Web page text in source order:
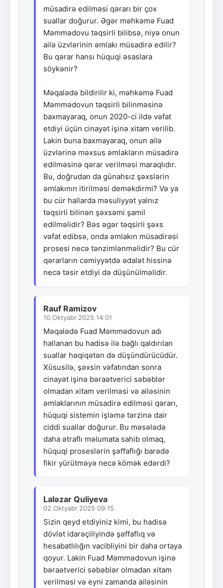
müsadirə edilməsi qərarı bir çox
suallar doğurur. Əgər məhkəmə Fuad
Məmmədovu təqsirli bilibsə, niyə onun
ailə üzvlərinin əmlakı müsadirə edilir?
Bu qərar hansı hüquqi əsaslara
söykənir?
Məqalədə bildirilir ki, məhkəmə Fuad
Məmmədovun təqsirli bilinməsinə
baxmayaraq, onun 2020-ci ildə vəfat
etdiyi üçün cinayət işinə xitam verilib.
Lakin buna baxmayaraq, onun ailə
üzvlərinə məxsus əmlakların müsadirə
edilməsinə qərar verilməsi maraqlıdır.
Bu, doğrudan da günahsız şəxslərin
əmlakının itirilməsi deməkdirmi? Və ya
bu cür hallarda məsuliyyət yalnız
təqsirli bilinən şəxsəmi şamil
edilməlidir? Bəs əgər təqsirli şəxs
vəfat edibsə, onda əmlakın müsadirəsi
prosesi necə tənzimlənməlidir? Bu cür
qərarların cəmiyyətdə ədalət hissinə
necə təsir etdiyi də düşünülməlidir.
Rauf Ramizov
10.Oktyabr.2025 14:01
Məqalədə Fuad Məmmədovun adı
hallanan bu hadisə ilə bağlı qaldırılan
suallar həqiqətən də düşündürücüdür.
Xüsusilə, şəxsin vəfatından sonra
cinayət işinə bəraətverici səbəblər
olmadan xitam verilməsi və ailəsinin
əmlaklarının müsadirə edilməsi qərarı,
hüquqi sistemin işləmə tərzinə dair
ciddi suallar doğurur. Bu məsələdə
daha ətraflı məlumata sahib olmaq,
hüquqi proseslərin şəffaflığı barədə
fikir yürütməyə necə kömək edərdi?
Laləzar Quliyeva
02.Oktyabr.2025 09:15
Sizin qeyd etdiyiniz kimi, bu hadisə
dövlət idarəçiliyində şəffaflıq və
hesabatlılığın vacibliyini bir daha ortaya
qoyur. Lakin Fuad Məmmədovun işinə
bəraətverici səbəblər olmadan xitam
verilməsi və eyni zamanda ailəsinin